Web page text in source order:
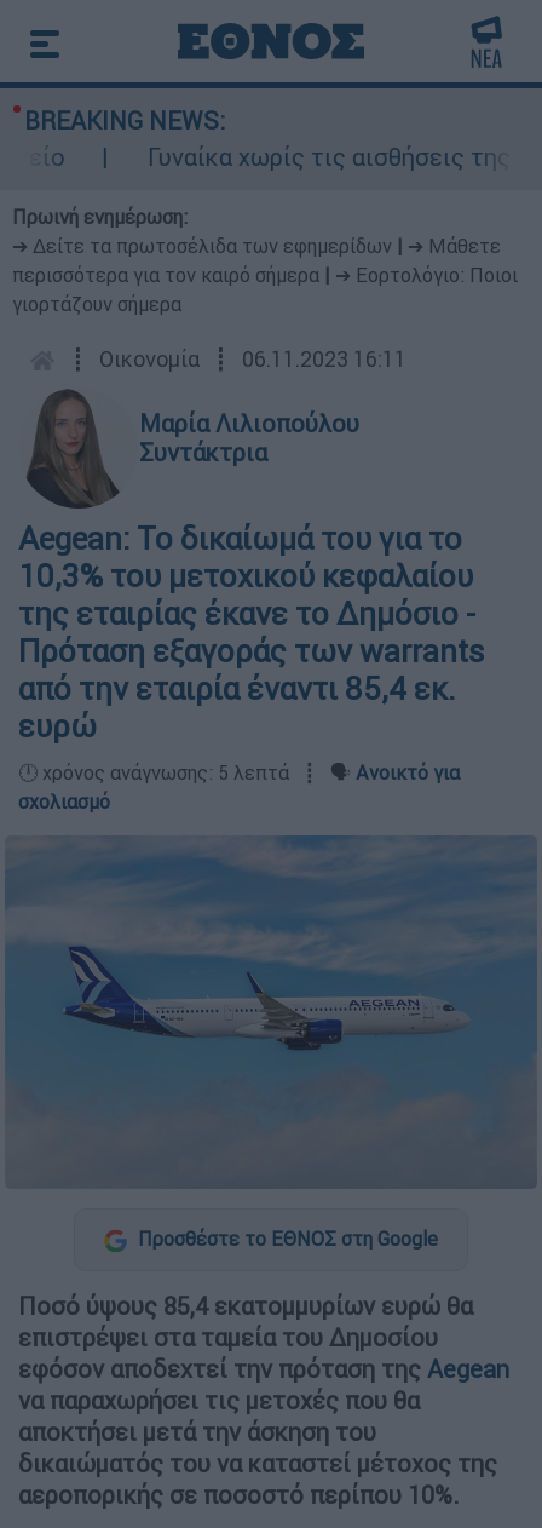
BREAKING NEWS:
Γυναίκα χωρίς τις αισθήσεις της σε
Πρωινή ενημέρωση:
➔ Δείτε τα πρωτοσέλιδα των εφημερίδων
➔ Μάθετε
περισσότερα για τον καιρό σήμερα
➔ Εορτολόγιο: Ποιοι
γιορτάζουν σήμερα
┋ Οικονομία ┋ 06.11.2023 16:11
Μαρία Λιλιοπούλου
Συντάκτρια
Aegean: Το δικαίωμά του για το
10,3% του μετοχικού κεφαλαίου
της εταιρίας έκανε το Δημόσιο -
Πρόταση εξαγοράς των warrants
από την εταιρία έναντι 85,4 εκ.
ευρώ
🕛 χρόνος ανάγνωσης: 5 λεπτά ┋ 🗣️ Ανοικτό για
σχολιασμό
Προσθέστε το ΕΘΝΟΣ στη Google
Ποσό ύψους 85,4 εκατομμυρίων ευρώ θα
επιστρέψει στα ταμεία του Δημοσίου
εφόσον αποδεχτεί την πρόταση της Aegean
να παραχωρήσει τις μετοχές που θα
αποκτήσει μετά την άσκηση του
δικαιώματός του να καταστεί μέτοχος της
αεροπορικής σε ποσοστό περίπου 10%.